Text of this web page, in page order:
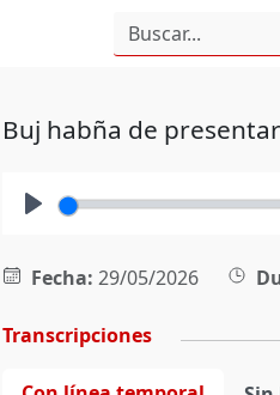
Buj habña de
Fecha: 29/05/2026
Transcripciones